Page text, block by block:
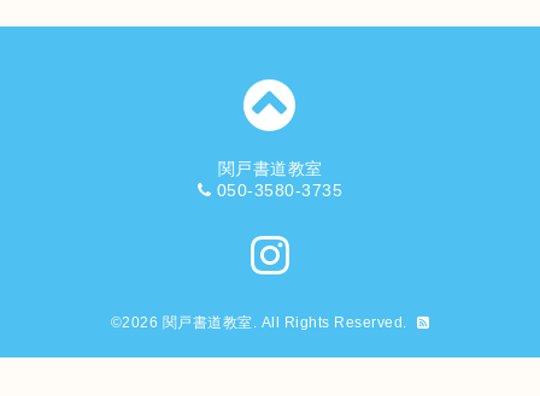
関戸書道教室
050-3580-3735
©2026 関戸書道教室. All Rights Reserved.